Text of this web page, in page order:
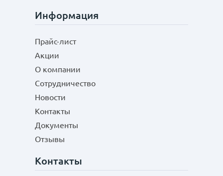
Информация
Прайс-лист
Акции
О компании
Сотрудничество
Новости
Контакты
Документы
Отзывы
Контакты